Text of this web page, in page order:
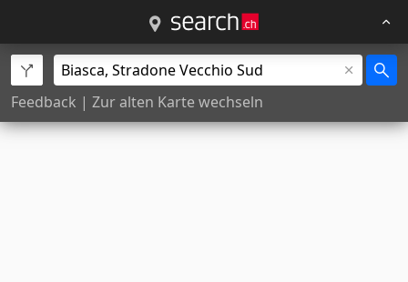
Feedback | Zur alten Karte wechseln